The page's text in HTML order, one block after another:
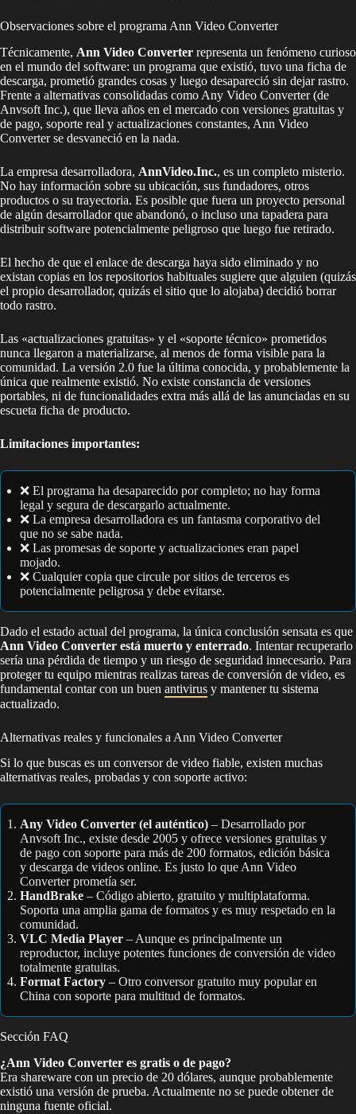
Observaciones sobre el programa Ann Video Converter
Técnicamente, Ann Video Converter representa un fenómeno curioso
en el mundo del software: un programa que existió, tuvo una ficha de
descarga, prometió grandes cosas y luego desapareció sin dejar rastro.
Frente a alternativas consolidadas como Any Video Converter (de
Anvsoft Inc.), que lleva años en el mercado con versiones gratuitas y
de pago, soporte real y actualizaciones constantes, Ann Video
Converter se desvaneció en la nada.
La empresa desarrolladora, AnnVideo.Inc., es un completo misterio.
No hay información sobre su ubicación, sus fundadores, otros
productos o su trayectoria. Es posible que fuera un proyecto personal
de algún desarrollador que abandonó, o incluso una tapadera para
distribuir software potencialmente peligroso que luego fue retirado.
El hecho de que el enlace de descarga haya sido eliminado y no
existan copias en los repositorios habituales sugiere que alguien (quizás
el propio desarrollador, quizás el sitio que lo alojaba) decidió borrar
todo rastro.
Las «actualizaciones gratuitas» y el «soporte técnico» prometidos
nunca llegaron a materializarse, al menos de forma visible para la
comunidad. La versión 2.0 fue la última conocida, y probablemente la
única que realmente existió. No existe constancia de versiones
portables, ni de funcionalidades extra más allá de las anunciadas en su
escueta ficha de producto.
Limitaciones importantes:
❌ El programa ha desaparecido por completo; no hay forma
legal y segura de descargarlo actualmente.
❌ La empresa desarrolladora es un fantasma corporativo del
que no se sabe nada.
❌ Las promesas de soporte y actualizaciones eran papel
mojado.
❌ Cualquier copia que circule por sitios de terceros es
potencialmente peligrosa y debe evitarse.
Dado el estado actual del programa, la única conclusión sensata es que
Ann Video Converter está muerto y enterrado. Intentar recuperarlo
sería una pérdida de tiempo y un riesgo de seguridad innecesario. Para
proteger tu equipo mientras realizas tareas de conversión de video, es
fundamental contar con un buen antivirus y mantener tu sistema
actualizado.
Alternativas reales y funcionales a Ann Video Converter
Si lo que buscas es un conversor de video fiable, existen muchas
alternativas reales, probadas y con soporte activo:
Any Video Converter (el auténtico) – Desarrollado por
Anvsoft Inc., existe desde 2005 y ofrece versiones gratuitas y
de pago con soporte para más de 200 formatos, edición básica
y descarga de videos online. Es justo lo que Ann Video
Converter prometía ser.
HandBrake – Código abierto, gratuito y multiplataforma.
Soporta una amplia gama de formatos y es muy respetado en la
comunidad.
VLC Media Player – Aunque es principalmente un
reproductor, incluye potentes funciones de conversión de video
totalmente gratuitas.
Format Factory – Otro conversor gratuito muy popular en
China con soporte para multitud de formatos.
Sección FAQ
¿Ann Video Converter es gratis o de pago?
Era shareware con un precio de 20 dólares, aunque probablemente
existió una versión de prueba. Actualmente no se puede obtener de
ninguna fuente oficial.